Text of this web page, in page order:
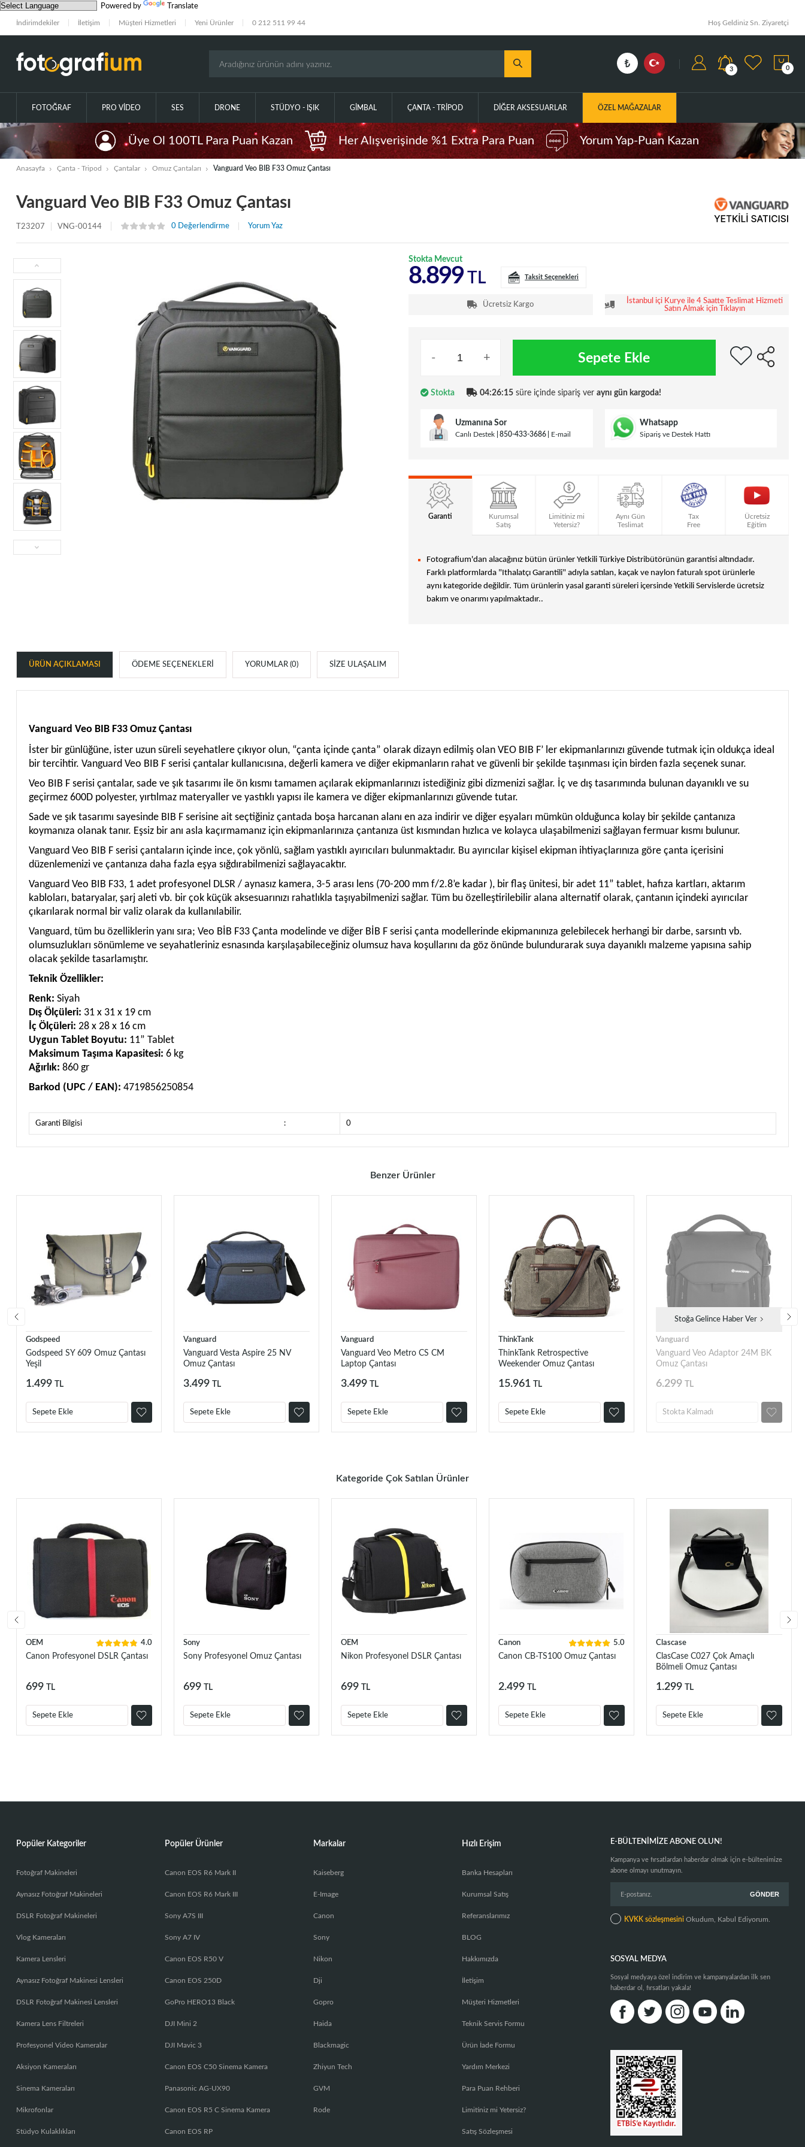
Powered by Translate
İndirimdekiler İletişim Müşteri Hizmetleri Yeni Ürünler 0 212 511 99 44 Hoş Geldiniz Sn. Ziyaretçi
3 0
FOTOĞRAF PRO VIDEO SES DRONE STÜDYO - IŞIK GIMBAL ÇANTA - TRIPOD DIĞER AKSESUARLAR ÖZEL MAĞAZALAR
Üye Ol 100TL Para Puan Kazan Her Alışverişinde %1 Extra Para Puan Yorum Yap-Puan Kazan
Anasayfa Çanta - Tripod Çantalar Omuz Çantaları Vanguard Veo BIB F33 Omuz Çantası
Vanguard Veo BIB F33 Omuz Çantası
T23207 VNG-00144 0 Değerlendirme Yorum Yaz
Stokta Mevcut
8.899 TL Taksit Seçenekleri
Ücretsiz Kargo
İstanbul içi Kurye ile 4 Saatte Teslimat Hizmeti
Satın Almak için Tıklayın
- + Sepete Ekle
Stokta 04:26:14 süre içinde sipariş ver aynı gün kargoda!
Uzmanına Sor
Canlı Destek 850-433-3686 E-mail
Whatsapp
Sipariş ve Destek Hattı
Garanti
Kurumsal
Satış
Limitiniz mi
Yetersiz?
Aynı Gün
Teslimat
Tax
Free
Ücretsiz
Eğitim
Fotografium'dan alacağınız bütün ürünler Yetkili Türkiye Distribütörünün garantisi altındadır.
Farklı platformlarda "Ithalatçı Garantili" adıyla satılan, kaçak ve naylon faturalı spot ürünlerle
aynı kategoride değildir. Tüm ürünlerin yasal garanti süreleri içersinde Yetkili Servislerde ücretsiz
bakım ve onarımı yapılmaktadır..
ÜRÜN AÇIKLAMASI ÖDEME SEÇENEKLERI YORUMLAR (0) SIZE ULAŞALIM
Vanguard Veo BIB F33 Omuz Çantası
İster bir günlüğüne, ister uzun süreli seyehatlere çıkıyor olun, “çanta içinde çanta” olarak dizayn edilmiş olan VEO BIB F’ ler ekipmanlarınızı güvende tutmak için oldukça ideal
bir tercihtir. Vanguard Veo BIB F serisi çantalar kullanıcısına, değerli kamera ve diğer ekipmanların rahat ve güvenli bir şekilde taşınması için birden fazla seçenek sunar.
Veo BIB F serisi çantalar, sade ve şık tasarımı ile ön kısmı tamamen açılarak ekipmanlarınızı istediğiniz gibi dizmenizi sağlar. İç ve dış tasarımında bulunan dayanıklı ve su
geçirmez 600D polyester, yırtılmaz materyaller ve yastıklı yapısı ile kamera ve diğer ekipmanlarınızı güvende tutar.
Sade ve şık tasarımı sayesinde BIB F serisine ait seçtiğiniz çantada boşa harcanan alanı en aza indirir ve diğer eşyaları mümkün olduğunca kolay bir şekilde çantanıza
koymanıza olanak tanır. Eşsiz bir anı asla kaçırmamanız için ekipmanlarınıza çantanıza üst kısmından hızlıca ve kolayca ulaşabilmenizi sağlayan fermuar kısmı bulunur.
Vanguard Veo BIB F serisi çantaların içinde ince, çok yönlü, sağlam yastıklı ayırıcıları bulunmaktadır. Bu ayırıcılar kişisel ekipman ihtiyaçlarınıza göre çanta içerisini
düzenlemenizi ve çantanıza daha fazla eşya sığdırabilmenizi sağlayacaktır.
Vanguard Veo BIB F33, 1 adet profesyonel DLSR / aynasız kamera, 3-5 arası lens (70-200 mm f/2.8’e kadar ), bir flaş ünitesi, bir adet 11” tablet, hafıza kartları, aktarım
kabloları, bataryalar, şarj aleti vb. bir çok küçük aksesuarınızı rahatlıkla taşıyabilmenizi sağlar. Tüm bu özelleştirilebilir alana alternatif olarak, çantanın içindeki ayırıcılar
çıkarılarak normal bir valiz olarak da kullanılabilir.
Vanguard, tüm bu özelliklerin yanı sıra; Veo BİB F33 Çanta modelinde ve diğer BİB F serisi çanta modellerinde ekipmanınıza gelebilecek herhangi bir darbe, sarsıntı vb.
olumsuzlukları sönümleme ve seyahatleriniz esnasında karşılaşabileceğiniz olumsuz hava koşullarını da göz önünde bulundurarak suya dayanıklı malzeme yapısına sahip
olacak şekilde tasarlamıştır.
Teknik Özellikler:
Renk: Siyah
Dış Ölçüleri: 31 x 31 x 19 cm
İç Ölçüleri: 28 x 28 x 16 cm
Uygun Tablet Boyutu: 11” Tablet
Maksimum Taşıma Kapasitesi: 6 kg
Ağırlık: 860 gr
Barkod (UPC / EAN): 4719856250854
Garanti Bilgisi : 0
Benzer Ürünler
Godspeed
Godspeed SY 609 Omuz Çantası
Yeşil
1.499 TL
Sepete Ekle
Vanguard
Vanguard Vesta Aspire 25 NV
Omuz Çantası
3.499 TL
Sepete Ekle
Vanguard
Vanguard Veo Metro CS CM
Laptop Çantası
3.499 TL
Sepete Ekle
ThinkTank
ThinkTank Retrospective
Weekender Omuz Çantası
15.961 TL
Sepete Ekle
Stoğa Gelince Haber Ver
Vanguard
Vanguard Veo Adaptor 24M BK
Omuz Çantası
6.299 TL
Stokta Kalmadı
Kategoride Çok Satılan Ürünler
OEM 4.0
Canon Profesyonel DSLR Çantası
699 TL
Sepete Ekle
Sony
Sony Profesyonel Omuz Çantası
699 TL
Sepete Ekle
OEM
Nikon Profesyonel DSLR Çantası
699 TL
Sepete Ekle
Canon 5.0
Canon CB-TS100 Omuz Çantası
2.499 TL
Sepete Ekle
Clascase
ClasCase C027 Çok Amaçlı
Bölmeli Omuz Çantası
1.299 TL
Sepete Ekle
Popüler Kategoriler
Fotoğraf Makineleri
Aynasız Fotoğraf Makineleri
DSLR Fotoğraf Makineleri
Vlog Kameraları
Kamera Lensleri
Aynasız Fotoğraf Makinesi Lensleri
DSLR Fotoğraf Makinesi Lensleri
Kamera Lens Filtreleri
Profesyonel Video Kameralar
Aksiyon Kameraları
Sinema Kameraları
Mikrofonlar
Stüdyo Kulaklıkları
Popüler Ürünler
Canon EOS R6 Mark II
Canon EOS R6 Mark III
Sony A7S III
Sony A7 IV
Canon EOS R50 V
Canon EOS 250D
GoPro HERO13 Black
DJI Mini 2
DJI Mavic 3
Canon EOS C50 Sinema Kamera
Panasonic AG-UX90
Canon EOS R5 C Sinema Kamera
Canon EOS RP
Markalar
Kaiseberg
E-Image
Canon
Sony
Nikon
Dji
Gopro
Haida
Blackmagic
Zhiyun Tech
GVM
Rode
Hızlı Erişim
Banka Hesapları
Kurumsal Satış
Referanslarımız
BLOG
Hakkımızda
İletişim
Müşteri Hizmetleri
Teknik Servis Formu
Ürün İade Formu
Yardım Merkezi
Para Puan Rehberi
Limitiniz mi Yetersiz?
Satış Sözleşmesi
E-BÜLTENIMIZE ABONE OLUN!
Kampanya ve fırsatlardan haberdar olmak için e-bültenimize
abone olmayı unutmayın.
KVKK sözleşmesini Okudum, Kabul Ediyorum.
SOSYAL MEDYA
Sosyal medyaya özel indirim ve kampanyalardan ilk sen
haberdar ol, fırsatları yakala!